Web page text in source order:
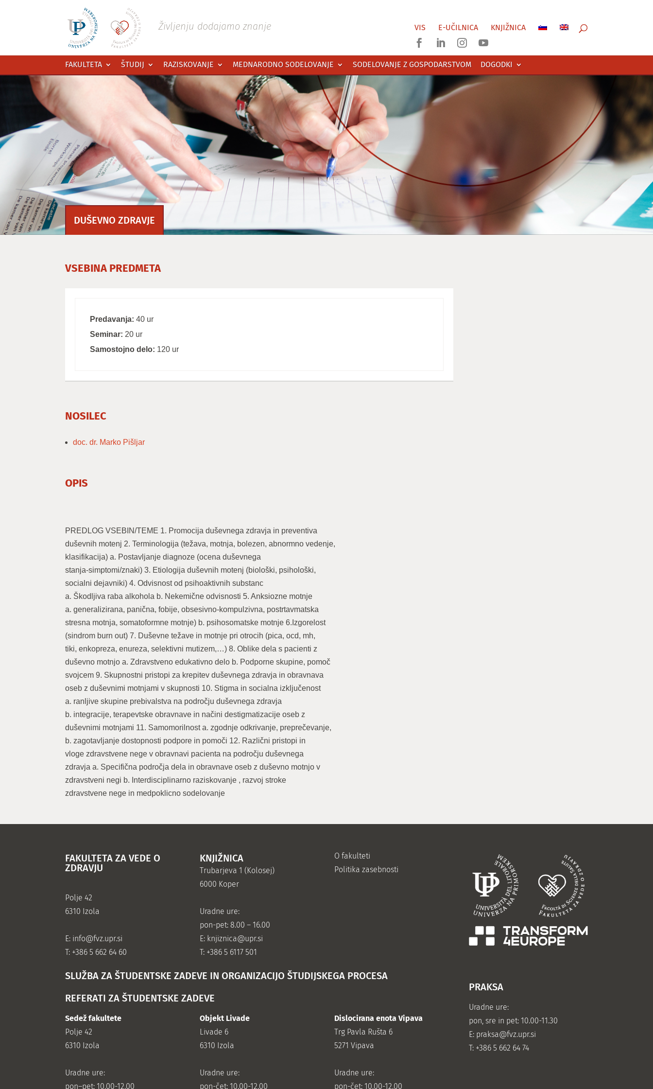
FAKULTETA ŠTUDIJ RAZISKOVANJE MEDNARODNO SODELOVANJE SODELOVANJE Z GOSPODARSTVOM DOGODKI
Življenju dodajamo znanje VIS E-UČILNICA KNJIŽNICA
   
DUŠEVNO ZDRAVJE
VSEBINA PREDMETA
Predavanja: 40 ur
Seminar: 20 ur
Samostojno delo: 120 ur
NOSILEC
doc. dr. Marko Pišljar
OPIS
PREDLOG VSEBIN/TEME 1. Promocija duševnega zdravja in preventiva
duševnih motenj 2. Terminologija (težava, motnja, bolezen, abnormno vedenje,
klasifikacija) a. Postavljanje diagnoze (ocena duševnega
stanja-simptomi/znaki) 3. Etiologija duševnih motenj (biološki, psihološki,
socialni dejavniki) 4. Odvisnost od psihoaktivnih substanc
a. Škodljiva raba alkohola b. Nekemične odvisnosti 5. Anksiozne motnje
a. generalizirana, panična, fobije, obsesivno-kompulzivna, postrtavmatska
stresna motnja, somatoformne motnje) b. psihosomatske motnje 6.Izgorelost
(sindrom burn out) 7. Duševne težave in motnje pri otrocih (pica, ocd, mh,
tiki, enkopreza, enureza, selektivni mutizem,…) 8. Oblike dela s pacienti z
duševno motnjo a. Zdravstveno edukativno delo b. Podporne skupine, pomoč
svojcem 9. Skupnostni pristopi za krepitev duševnega zdravja in obravnava
oseb z duševnimi motnjami v skupnosti 10. Stigma in socialna izključenost
a. ranljive skupine prebivalstva na področju duševnega zdravja
b. integracije, terapevtske obravnave in načini destigmatizacije oseb z
duševnimi motnjami 11. Samomorilnost a. zgodnje odkrivanje, preprečevanje,
b. zagotavljanje dostopnosti podpore in pomoči 12. Različni pristopi in
vloge zdravstvene nege v obravnavi pacienta na področju duševnega
zdravja a. Specifična področja dela in obravnave oseb z duševno motnjo v
zdravstveni negi b. Interdisciplinarno raziskovanje , razvoj stroke
zdravstvene nege in medpoklicno sodelovanje
FAKULTETA ZA VEDE O
ZDRAVJU
Polje 42
6310 Izola
E: info@fvz.upr.si
T: +386 5 662 64 60
SLUŽBA ZA ŠTUDENTSKE ZADEVE IN ORGANIZACIJO ŠTUDIJSKEGA PROCESA
REFERATI ZA ŠTUDENTSKE ZADEVE
Sedež fakultete
Polje 42
6310 Izola
Uradne ure:
pon–pet: 10.00-12.00
KNJIŽNICA
Trubarjeva 1 (Kolosej)
6000 Koper
Uradne ure:
pon-pet: 8.00 – 16.00
E: knjiznica@upr.si
T: +386 5 6117 501
Objekt Livade
Livade 6
6310 Izola
Uradne ure:
pon-čet: 10.00-12.00
O fakulteti
Politika zasebnosti
Dislocirana enota Vipava
Trg Pavla Rušta 6
5271 Vipava
Uradne ure:
pon-čet: 10.00-12.00
PRAKSA
Uradne ure:
pon, sre in pet: 10.00-11.30
E: praksa@fvz.upr.si
T: +386 5 662 64 74